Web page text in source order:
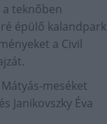
teknőben
épülő kalandpark
a Civil
meséket
Janikovszky Éva